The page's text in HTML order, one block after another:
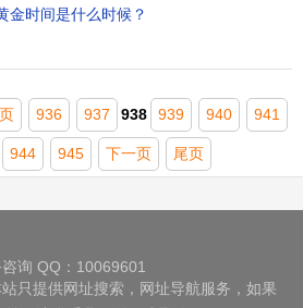
金时间是什么时候？
936 937 938 939 940 941
944 945 下一页 尾页
询 QQ：10069601
只提供网址搜索，网址导航服务，如果